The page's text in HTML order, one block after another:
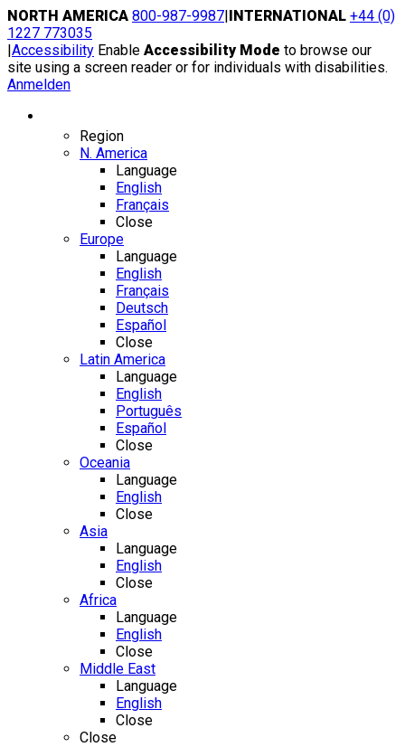
Skip
to
content
NORTH AMERICA 800-987-9987|INTERNATIONAL +44 (0)
1227 773035
|Accessibility Enable Accessibility Mode to browse our
site using a screen reader or for individuals with disabilities.
Anmelden
Region
N. America
Language
English
Français
Close
Europe
Language
English
Français
Deutsch
Español
Close
Latin America
Language
English
Português
Español
Close
Oceania
Language
English
Close
Asia
Language
English
Close
Africa
Language
English
Close
Middle East
Language
English
Close
Close